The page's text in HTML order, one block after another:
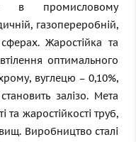
в промисловому
газопереробній,
Жаростійка та
оптимального
вуглецю – 0,10%,
залізо. Мета
жаростійкості труб,
Виробництво сталі